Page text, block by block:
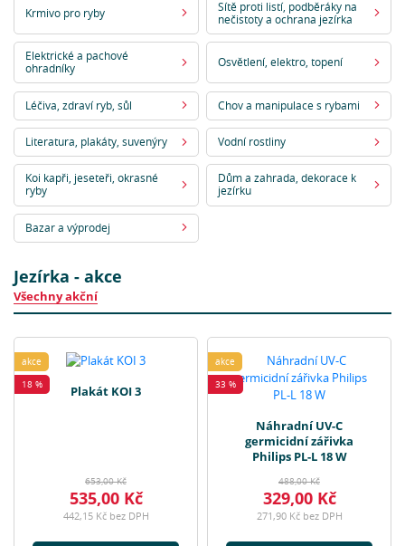
Krmivo pro ryby
Sítě proti listí, podběráky na
nečistoty a ochrana jezírka
Elektrické a pachové
ohradníky
Osvětlení, elektro, topení
Léčiva, zdraví ryb, sůl Chov a manipulace s rybami
Literatura, plakáty, suvenýry Vodní rostliny
Koi kapři, jeseteři, okrasné
ryby
Dům a zahrada, dekorace k
jezírku
Bazar a výprodej
Jezírka - akce
Všechny akční
akce
18 %
Plakát KOI 3
653,00 Kč
535,00 Kč
442,15 Kč bez DPH
akce
33 %
Náhradní UV-C
germicidní zářivka
Philips PL-L 18 W
488,00 Kč
329,00 Kč
271,90 Kč bez DPH